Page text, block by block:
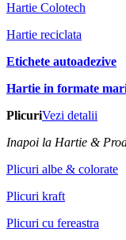
Hartie Colotech
Hartie reciclata
Etichete autoadezive
Hartie in formate
PlicuriVezi detalii
Inapoi la Hartie &
Plicuri albe & colorate
Plicuri kraft
Plicuri cu fereastra